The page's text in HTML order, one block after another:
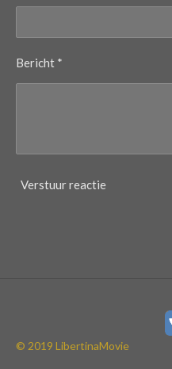
Bericht *
Verstuur reactie
© 2019 LibertinaMovie